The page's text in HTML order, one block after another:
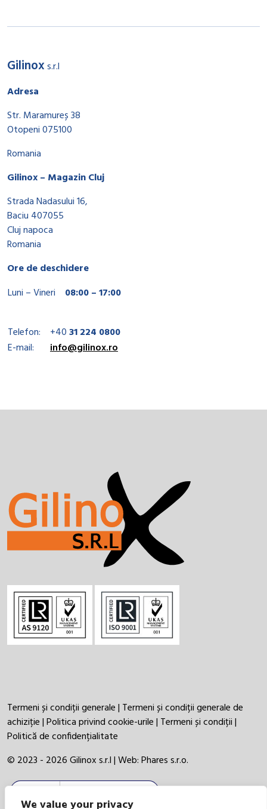
We value your privacy
Gilinoxs.r.l
Adresa
Str. Maramureș 38
Otopeni 075100
Romania
Gilinox – Magazin Cluj
Strada Nadasului 16,
Baciu 407055
Cluj napoca
Romania
Ore de deschidere
Luni – Vineri
08:00 – 17:00
Telefon: +4031 224 0800
E-mail:
info@gilinox.ro
Termeni și condiții generale| Termeni și condiții generale de
achiziție|Politica privind cookie-urile| Termeni și condiții|
Politică de confidențialitate
© 2023 - 2026 Gilinox s.r.l | Web:Phares s.r.o.